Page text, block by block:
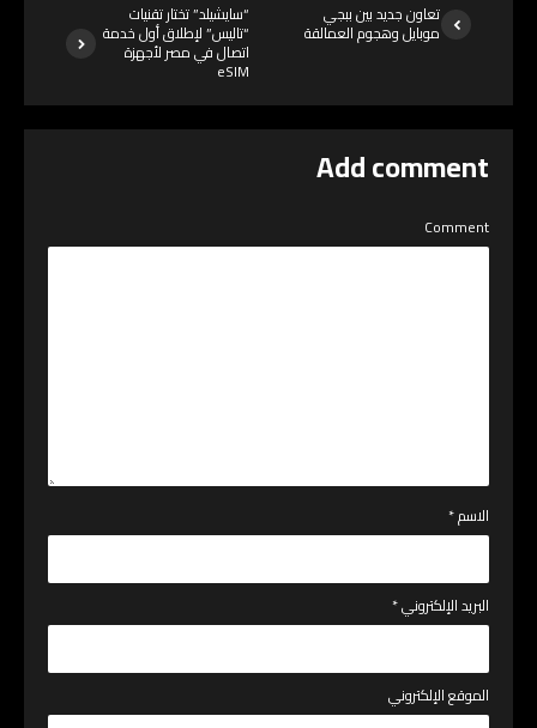
تعاون جديد بين ببجي
موبايل وهجوم العمالقة
“سايشيلد” تختار تقنيات
“تاليس” لإطلاق أول خدمة
اتصال في مصر لأجهزة
eSIM
Add comment
Comment
الاسم*
البريد الإلكتروني*
الموقع الإلكتروني